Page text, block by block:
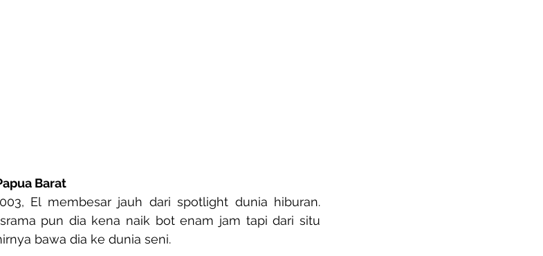
Barat
El membesar jauh dari spotlight dunia hiburan.
pun dia kena naik bot enam jam tapi dari situ
bawa dia ke dunia seni.